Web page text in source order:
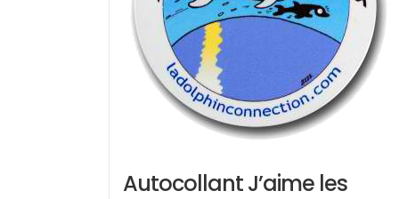
Autocollant J’aime les